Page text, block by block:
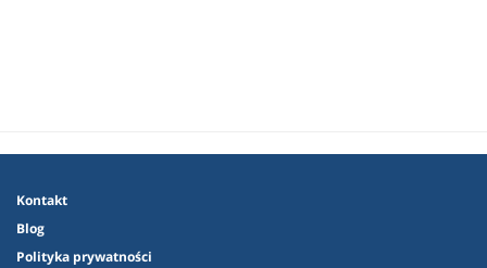
Kontakt
Blog
Polityka prywatności